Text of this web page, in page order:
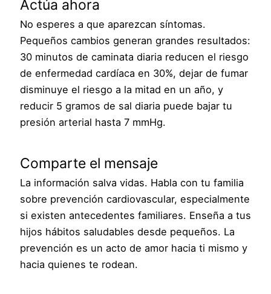
Actúa ahora
No esperes a que aparezcan síntomas.
Pequeños cambios generan grandes resultados:
30 minutos de caminata diaria reducen el riesgo
de enfermedad cardíaca en 30%, dejar de fumar
disminuye el riesgo a la mitad en un año, y
reducir 5 gramos de sal diaria puede bajar tu
presión arterial hasta 7 mmHg.
Comparte el mensaje
La información salva vidas. Habla con tu familia
sobre prevención cardiovascular, especialmente
si existen antecedentes familiares. Enseña a tus
hijos hábitos saludables desde pequeños. La
prevención es un acto de amor hacia ti mismo y
hacia quienes te rodean.